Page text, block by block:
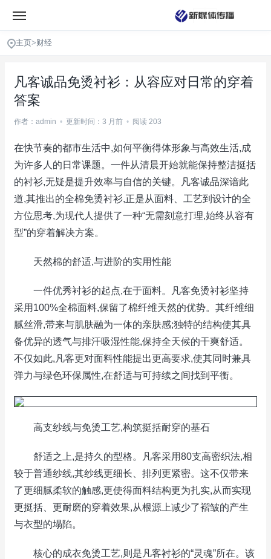
主页>财经
凡客诚品免烫衬衫：从容应对日常的穿着
答案
作者：admin • 更新时间：3 月前 • 阅读 203
在快节奏的都市生活中,如何平衡得体形象与高效生活,成
为许多人的日常课题。一件从清晨开始就能保持整洁挺括
的衬衫,无疑是提升效率与自信的关键。凡客诚品深谙此
道,其推出的全棉免烫衬衫,正是从面料、工艺到设计的全
方位思考,为现代人提供了一种“无需刻意打理,始终从容有
型”的穿着解决方案。
天然棉的舒适,与进阶的实用性能
一件优秀衬衫的起点,在于面料。凡客免烫衬衫坚持
采用100%全棉面料,保留了棉纤维天然的优势。其纤维细
腻丝滑,带来与肌肤融为一体的亲肤感;独特的结构使其具
备优异的透气与排汗吸湿性能,保持全天候的干爽舒适。
不仅如此,凡客更对面料性能提出更高要求,使其同时兼具
弹力与绿色环保属性,在舒适与可持续之间找到平衡。
高支纱线与免烫工艺,构筑挺括耐穿的基石
舒适之上,是持久的型格。凡客采用80支高密织法,相
较于普通纱线,其纱线更细长、排列更紧密。这不仅带来
了更细腻柔软的触感,更使得面料结构更为扎实,从而实现
更挺括、更耐磨的穿着效果,从根源上减少了褶皱的产生
与衣型的塌陷。
核心的成衣免烫工艺,则是凡客衬衫的“灵魂”所在。该